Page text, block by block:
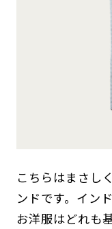
こちらはまさし
ンドです。イン
お洋服はどれも